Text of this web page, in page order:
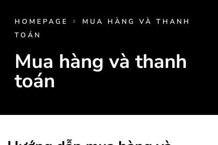
HOMEPAGE
MUA HÀNG VÀ THANH
TOÁN
Mua hàng và thanh
toán